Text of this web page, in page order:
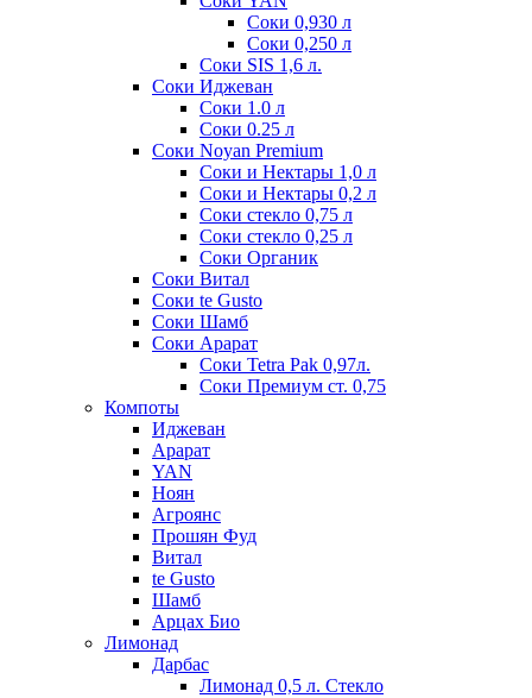
Соки 0,930 л
Соки 0,250 л
Соки SIS 1,6 л.
Соки Иджеван
Соки 1.0 л
Соки 0.25 л
Соки Noyan Premium
Соки и Нектары 1,0 л
Соки и Нектары 0,2 л
Соки стекло 0,75 л
Соки стекло 0,25 л
Соки Органик
Соки Витал
Соки te Gusto
Соки Шамб
Соки Арарат
Соки Tetra Pak 0,97л.
Соки Премиум ст. 0,75
Компоты
Иджеван
Арарат
YAN
Ноян
Агроянс
Прошян Фуд
Витал
te Gusto
Шамб
Арцах Био
Лимонад
Дарбас
Лимонад 0,5 л. Стекло